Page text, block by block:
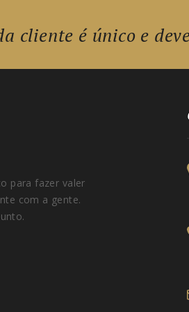
cliente é único e
para fazer valer
com a gente.